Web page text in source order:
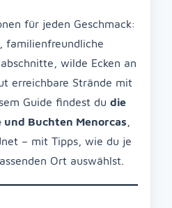
für jeden Geschmack:
, familienfreundliche
wilde Ecken an
erreichbare Strände mit
Guide findest du die
Buchten Menorcas
– mit Tipps, wie du je
Ort auswählst.